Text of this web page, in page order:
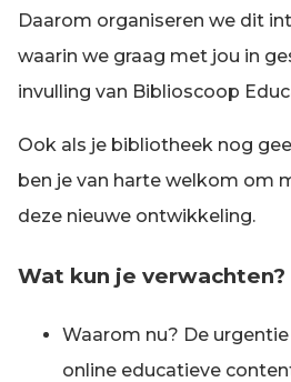
Daarom organiseren we dit
waarin we graag met jou in
invulling van Biblioscoop
Ook als je bibliotheek nog
ben je van harte welkom om
deze nieuwe ontwikkeling.
Wat kun je verwachten?
Waarom nu? De
online educatieve